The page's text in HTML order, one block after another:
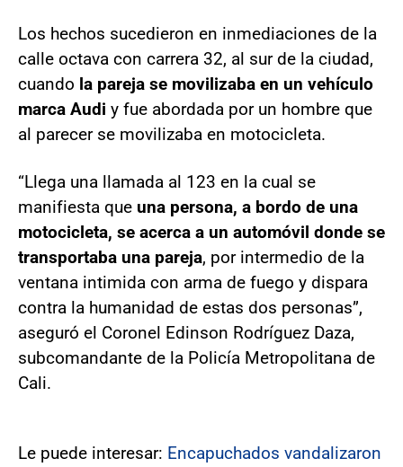
Los hechos sucedieron en inmediaciones de la
calle octava con carrera 32, al sur de la ciudad,
cuando la pareja se movilizaba en un vehículo
marca Audi y fue abordada por un hombre que
al parecer se movilizaba en motocicleta.
“Llega una llamada al 123 en la cual se
manifiesta que una persona, a bordo de una
motocicleta, se acerca a un automóvil donde se
transportaba una pareja, por intermedio de la
ventana intimida con arma de fuego y dispara
contra la humanidad de estas dos personas”,
aseguró el Coronel Edinson Rodríguez Daza,
subcomandante de la Policía Metropolitana de
Cali.
Le puede interesar: Encapuchados vandalizaron